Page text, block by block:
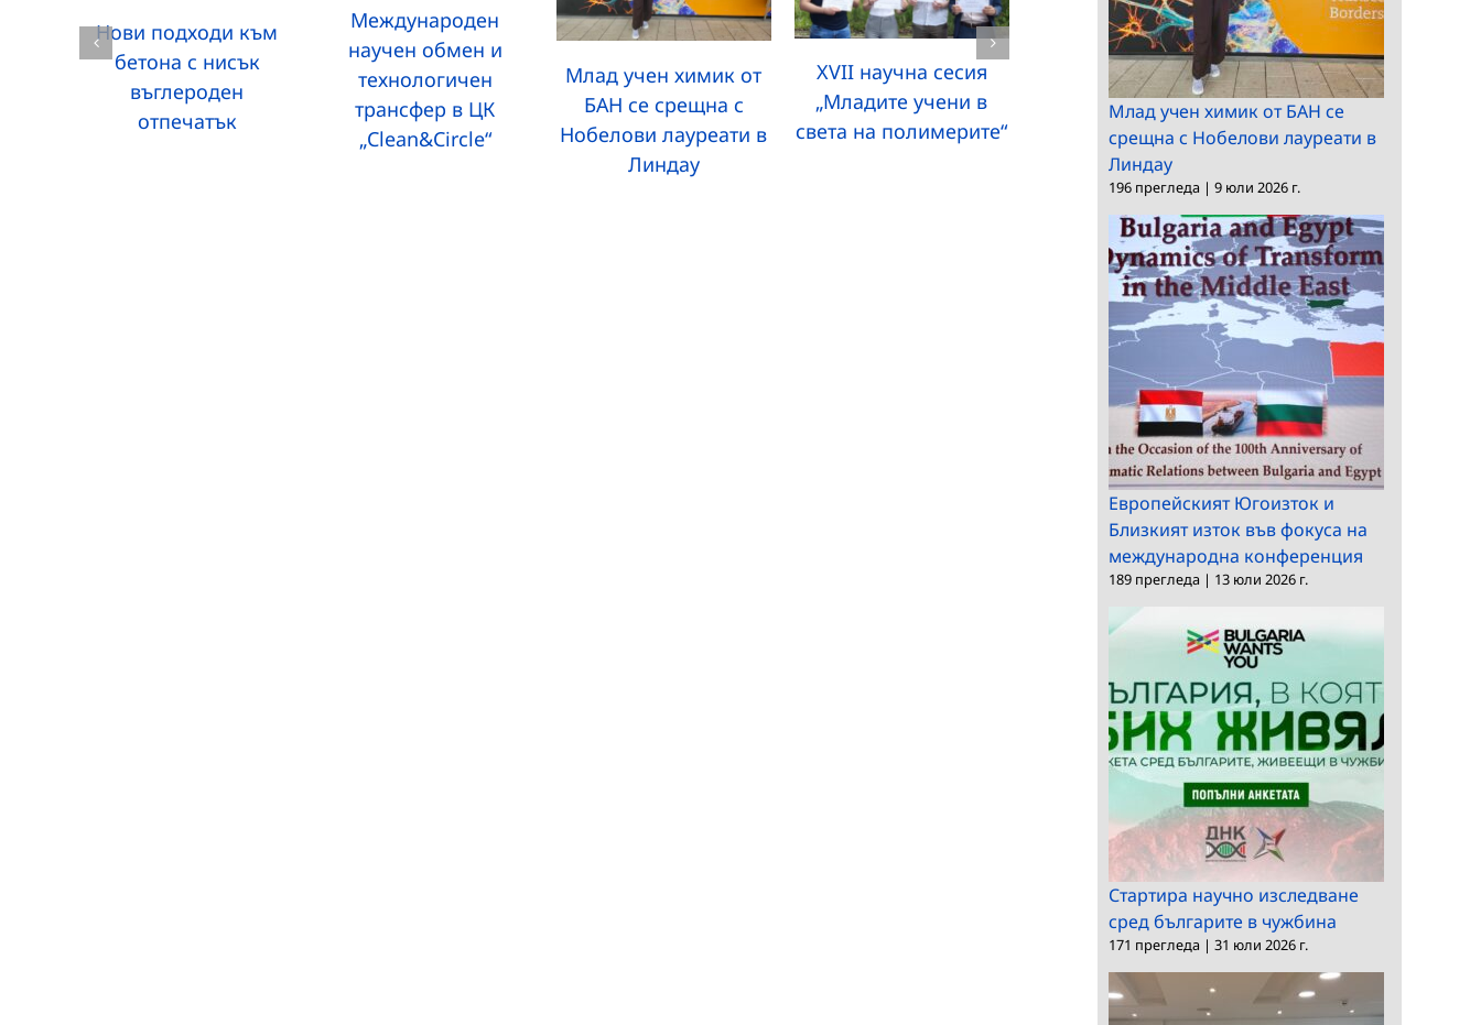
Нови подходи към
бетона с нисък
въглероден
отпечатък
Международен
научен обмен и
технологичен
трансфер в ЦК
„Clean&Circle“
Млад учен химик от
БАН се срещна с
Нобелови лауреати в
Линдау
XVII научна сесия
„Младите учени в
света на полимерите“
Нови разработки в
областта на зелените
технологии
Награда “Проф. Иван
млад учен в
на полимерите за
2026 г.
Млад учен химик от БАН се
срещна с Нобелови лауреати в
Линдау
196 прегледа | 9 юли 2026 г.
Европейският Югоизток и
Близкият изток във фокуса на
международна конференция
189 прегледа | 13 юли 2026 г.
Стартира научно изследване
сред българите в чужбина
171 прегледа | 31 юли 2026 г.